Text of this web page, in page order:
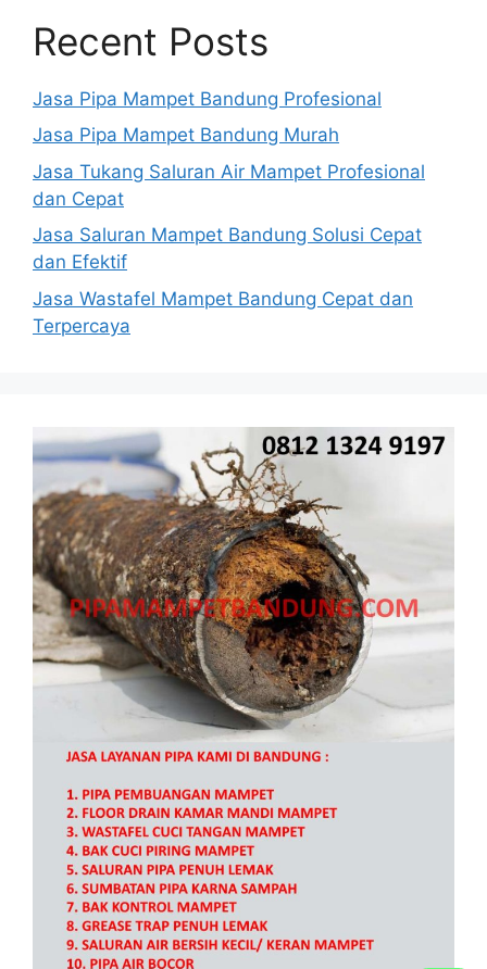
Recent Posts
Jasa Pipa Mampet Bandung Profesional
Jasa Pipa Mampet Bandung Murah
Jasa Tukang Saluran Air Mampet Profesional
dan Cepat
Jasa Saluran Mampet Bandung Solusi Cepat
dan Efektif
Jasa Wastafel Mampet Bandung Cepat dan
Terpercaya